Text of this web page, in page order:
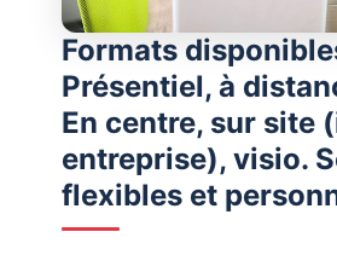
Formats
Présentiel, à
En centre, sur site
entreprise), visio.
flexibles et